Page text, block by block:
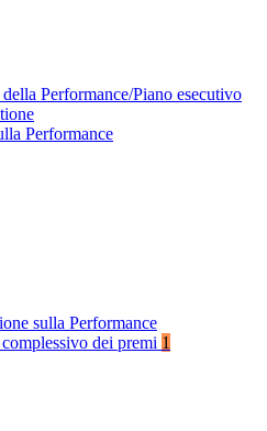
Performance/Piano esecutivo
Performance
sulla Performance
dei premi 1